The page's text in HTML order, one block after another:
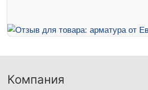
Компания